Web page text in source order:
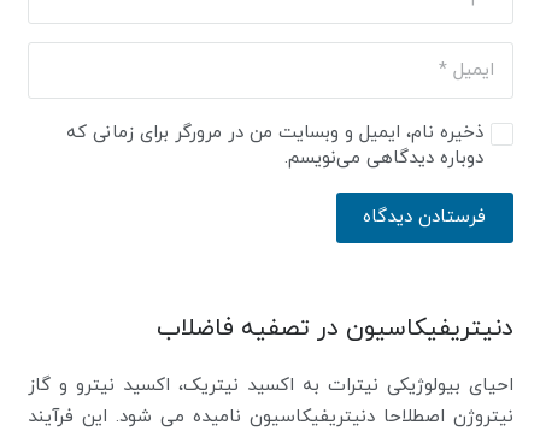
ذخیره نام، ایمیل و وبسایت من در مرورگر برای زمانی که
دوباره دیدگاهی می‌نویسم.
فرستادن دیدگاه
دنیتریفیکاسیون در تصفیه فاضلاب
احیای بیولوژیکی نیترات به اکسید نیتریک، اکسید نیترو و گاز
نیتروژن اصطلاحا دنیتریفیکاسیون نامیده می شود. این فرآیند